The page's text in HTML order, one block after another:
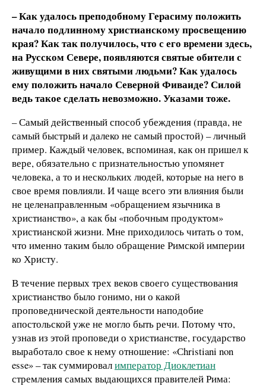
– Как удалось преподобному Герасиму положить
начало подлинному христианскому просвещению
края? Как так получилось, что с его времени здесь,
на Русском Севере, появляются святые обители с
живущими в них святыми людьми? Как удалось
ему положить начало Северной Фиваиде? Силой
ведь такое сделать невозможно. Указами тоже.
– Самый действенный способ убеждения (правда, не
самый быстрый и далеко не самый простой) – личный
пример. Каждый человек, вспоминая, как он пришел к
вере, обязательно с признательностью упомянет
человека, а то и нескольких людей, которые на него в
свое время повлияли. И чаще всего эти влияния были
не целенаправленным «обращением язычника в
христианство», а как бы «побочным продуктом»
христианской жизни. Мне приходилось читать о том,
что именно таким было обращение Римской империи
ко Христу.
В течение первых трех веков своего существования
христианство было гонимо, ни о какой
проповеднической деятельности наподобие
апостольской уже не могло быть речи. Потому что,
узнав из этой проповеди о христианстве, государство
выработало свое к нему отношение: «Сhristiani non
esse» – так суммировалимператор Диоклетиан
стремления самых выдающихся правителей Рима: